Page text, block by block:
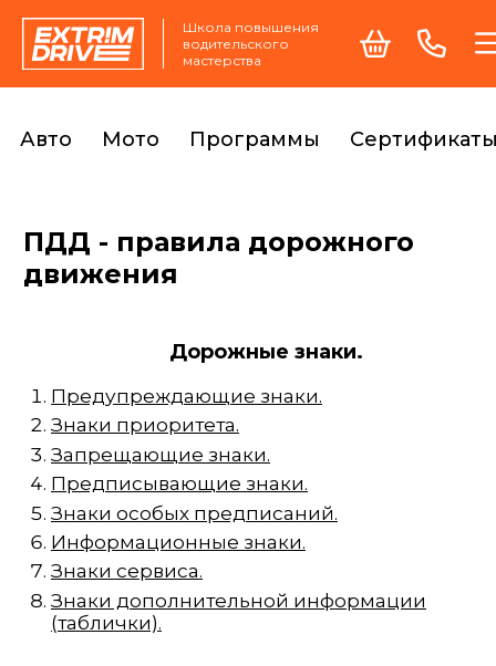
Школа повышения
водительского
мастерства
Авто Мото Программы
ПДД - правила дорожного
движения
Дорожные знаки.
Предупреждающие знаки.
Знаки приоритета.
Запрещающие знаки.
Предписывающие знаки.
Знаки особых предписаний.
Информационные знаки.
Знаки сервиса.
Знаки дополнительной информации
(таблички).